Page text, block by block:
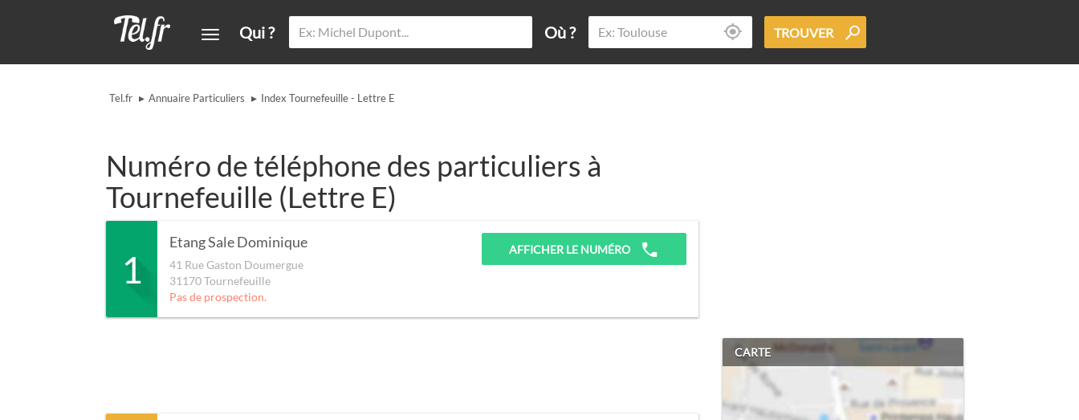
Qui ? Où ? TROUVER
Tel.fr ▸ Annuaire Particuliers ▸ Index Tournefeuille - Lettre E
Numéro de téléphone des particuliers à
Tournefeuille (Lettre E)
1
Etang Sale Dominique
41 Rue Gaston Doumergue
31170Tournefeuille
Pas de prospection.
AFFICHER LE NUMÉRO
CARTE